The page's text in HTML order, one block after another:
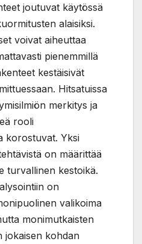
joutuvat käytössä
alaisiksi.
voivat aiheuttaa
pienemmillä
kestäisivät
Hitsatuissa
merkitys ja
rooli
korostuvat. Yksi
on määrittää
turvallinen kestoikä.
on
valikoima
monimutkaisten
jokaisen kohdan